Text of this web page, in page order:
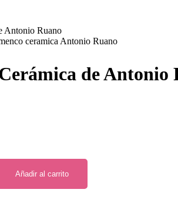
de Antonio
Añadir al carrito